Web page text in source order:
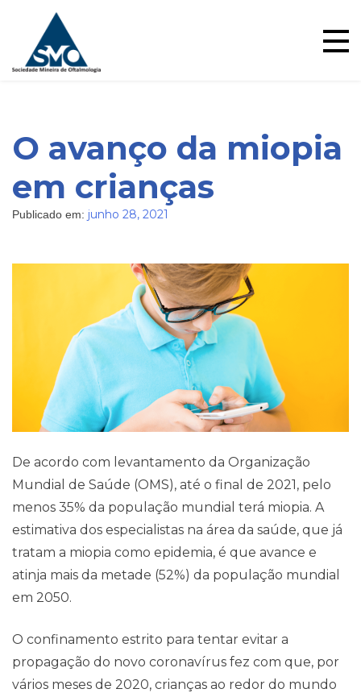
content
Blog
Pareceres Jurídicos
O avanço da miopia
em crianças
Publicado em: junho 28, 2021
De acordo com levantamento da Organização
Mundial de Saúde (OMS), até o final de 2021, pelo
menos 35% da população mundial terá miopia. A
estimativa dos especialistas na área da saúde, que já
tratam a miopia como epidemia, é que avance e
atinja mais da metade (52%) da população mundial
em 2050.
O confinamento estrito para tentar evitar a
propagação do novo coronavírus fez com que, por
vários meses de 2020, crianças ao redor do mundo